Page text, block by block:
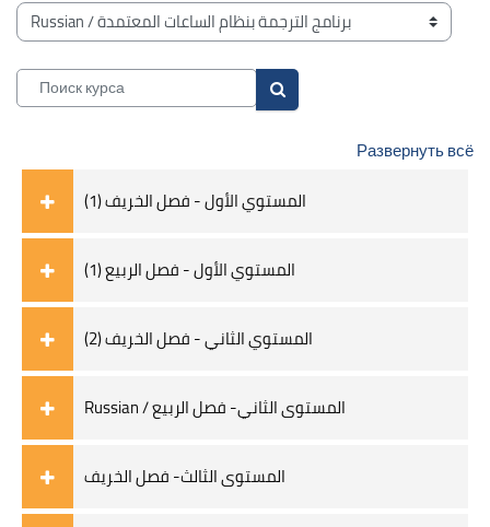
Категории курсов
Поиск курса
Поиск курса
Развернуть всё
(1) المستوي الأول - فصل الخريف
المستوي الأول - فصل الربيع (1)
(2) المستوي الثاني - فصل الخريف
Russian / المستوى الثاني- فصل الربيع
المستوى الثالث- فصل الخريف